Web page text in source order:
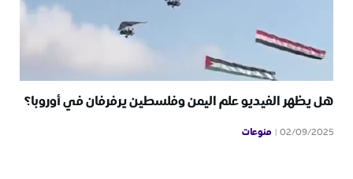
هل يظهر الفيديو علم اليمن وفلسطين يرفرفان في أوروبا؟
02/09/2025 منوعات